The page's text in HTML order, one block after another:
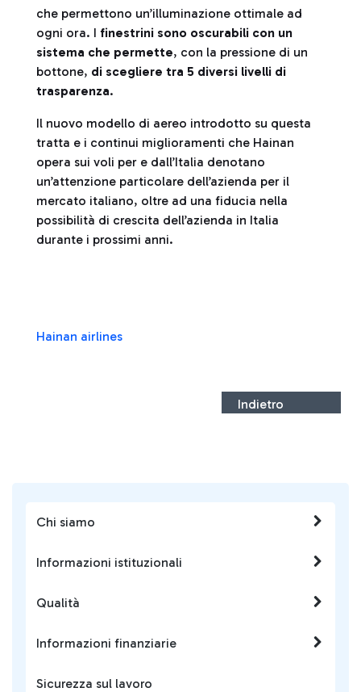
Chi siamo
Informazioni istituzionali
Qualità
Informazioni finanziarie
Sicurezza sul lavoro
che permettono un’illuminazione ottimale ad
ogni ora. I finestrini sono oscurabili con un
sistema che permette, con la pressione di un
bottone, di scegliere tra 5 diversi livelli di
trasparenza.
Il nuovo modello di aereo introdotto su questa
tratta e i continui miglioramenti che Hainan
opera sui voli per e dall’Italia denotano
un’attenzione particolare dell’azienda per il
mercato italiano, oltre ad una fiducia nella
possibilità di crescita dell’azienda in Italia
durante i prossimi anni.
Hainan airlines
Indietro